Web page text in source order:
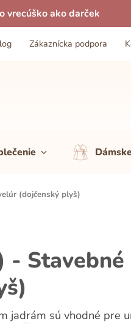
vrecúško ako darček
Zákaznícka podpora
(dojčenský plyš)
-
jadrám sú vhodné pre